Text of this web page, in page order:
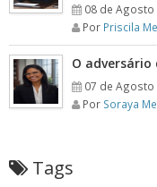
08 de Agosto
Por Priscila
O
07 de Agosto
Por Soraya
Tags